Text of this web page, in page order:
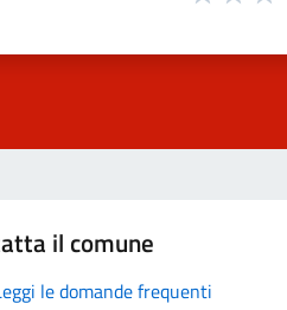
il comune
le domande frequenti